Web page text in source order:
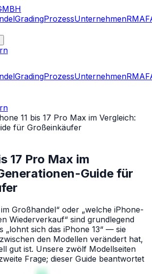
GradingProzessUnternehmenRMA
GradingProzessUnternehmenRMA
11 bis 17 Pro Max im Vergleich:
für Großeinkäufer
17 Pro Max im
Guide für
im Großhandel“ oder „welche iPhone-
Wiederverkauf“ sind grundlegend
„lohnt sich das iPhone 13“ — sie
den Modellen verändert hat,
gut ist. Unsere zwölf Modellseiten
Frage; dieser Guide beantwortet